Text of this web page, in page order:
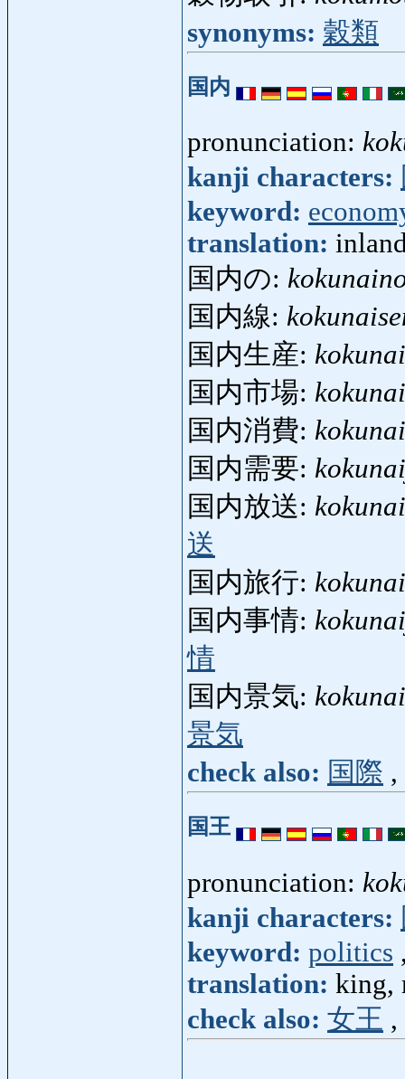
synonyms: 穀類
国内
pronunciation:
kanji characters:
keyword:
translation:
国内の:
国内線:
国内生産:
国内市場:
国内消費:
国内需要:
国内放送:
送
国内旅行:
国内事情:
情
国内景気:
景気
check also: 国際 ,
国王
pronunciation:
kanji characters:
keyword: politics
translation: king,
check also: 女王 ,